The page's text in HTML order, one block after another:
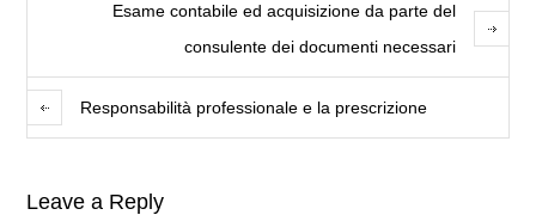
Esame contabile ed acquisizione da parte del
consulente dei documenti necessari
Responsabilità professionale e la prescrizione
Leave a Reply